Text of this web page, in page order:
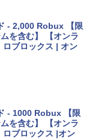
Air M5チップ搭載
Retinaディ
キーボード、Touch I
- 2,000 Robux 【限
を含む】 【オンラ
ロブロックス | オン
- 1000 Robux 【限
を含む】 【オンラ
ロブロックス |オン